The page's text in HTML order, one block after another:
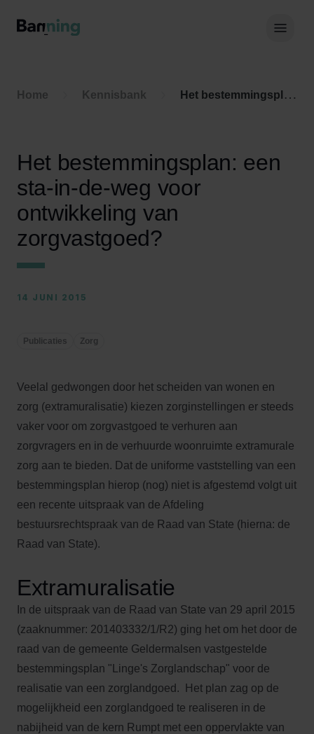
Home Kennisbank Het bestemmingsplan: een sta-in-de-weg voor ontwikkeling van zorgvastgoed?
Het bestemmingsplan: een
sta-in-de-weg voor
ontwikkeling van
zorgvastgoed?
14 JUNI 2015
Publicaties Zorg
Veelal gedwongen door het scheiden van wonen en
zorg (extramuralisatie) kiezen zorginstellingen er steeds
vaker voor om zorgvastgoed te verhuren aan
zorgvragers en in de verhuurde woonruimte extramurale
zorg aan te bieden. Dat de uniforme vaststelling van een
bestemmingsplan hierop (nog) niet is afgestemd volgt uit
een recente uitspraak van de Afdeling
bestuursrechtspraak van de Raad van State (hierna: de
Raad van State).
Extramuralisatie
In de uitspraak van de Raad van State van 29 april 2015
(zaaknummer: 201403332/1/R2) ging het om het door de
raad van de gemeente Geldermalsen vastgestelde
bestemmingsplan "Linge's Zorglandschap" voor de
realisatie van een zorglandgoed. Het plan zag op de
mogelijkheid een zorglandgoed te realiseren in de
nabijheid van de kern Rumpt met een oppervlakte van